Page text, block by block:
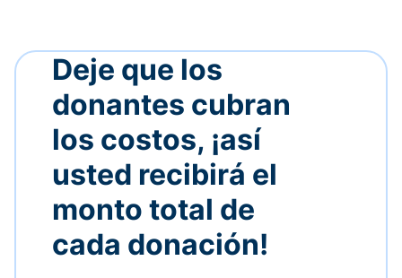
Deje que los
donantes cubran
los costos, ¡así
usted recibirá el
monto total de
cada donación!